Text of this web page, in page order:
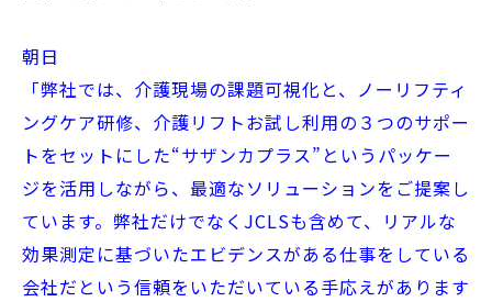
朝日
「弊社では、介護現場の課題可視化と、ノーリフティ
ングケア研修、介護リフトお試し利用の３つのサポー
トをセットにした“サザンカプラス”というパッケー
ジを活用しながら、最適なソリューションをご提案し
ています。弊社だけでなくJCLSも含めて、リアルな
効果測定に基づいたエビデンスがある仕事をしている
会社だという信頼をいただいている手応えがあります